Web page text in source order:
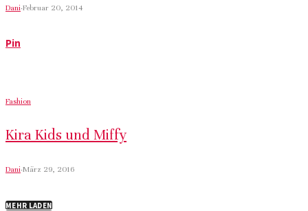
Dani·Februar 20, 2014
Pin
Fashion
Kira Kids und Miffy
Dani·März 29, 2016
MEHR LADEN